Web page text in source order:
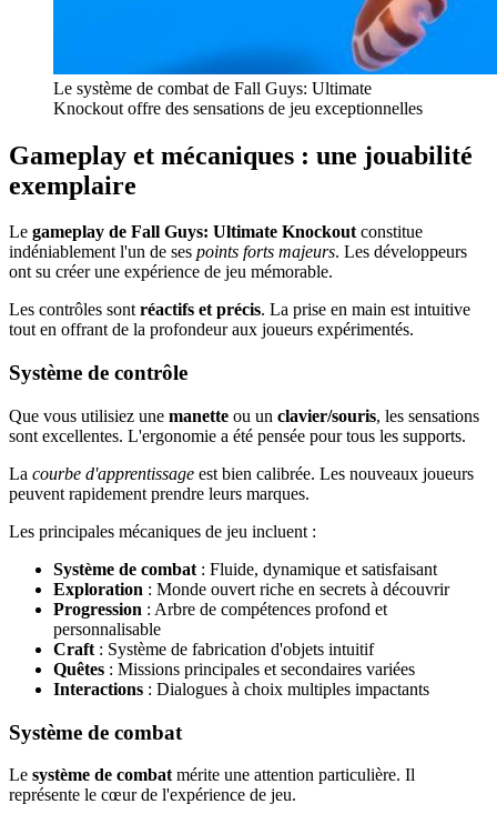
Le système de combat de Fall Guys: Ultimate
Knockout offre des sensations de jeu exceptionnelles
Gameplay et mécaniques : une jouabilité
exemplaire
Le gameplay de Fall Guys: Ultimate Knockoutconstitue
indéniablement l'un de ses points forts majeurs. Les développeurs
ont su créer une expérience de jeu mémorable.
Les contrôles sontréactifs et précis. La prise en main est intuitive
tout en offrant de la profondeur aux joueurs expérimentés.
Système de contrôle
Que vous utilisiez une manette ou un clavier/souris, les sensations
sont excellentes. L'ergonomie a été pensée pour tous les supports.
La courbe d'apprentissage est bien calibrée. Les nouveaux joueurs
peuvent rapidement prendre leurs marques.
Les principales mécaniques de jeu incluent :
Système de combat : Fluide, dynamique et satisfaisant
Exploration : Monde ouvert riche en secrets à découvrir
Progression : Arbre de compétences profond et
personnalisable
Craft : Système de fabrication d'objets intuitif
Quêtes : Missions principales et secondaires variées
Interactions : Dialogues à choix multiples impactants
Système de combat
Le système de combat mérite une attention particulière. Il
représente le cœur de l'expérience de jeu.